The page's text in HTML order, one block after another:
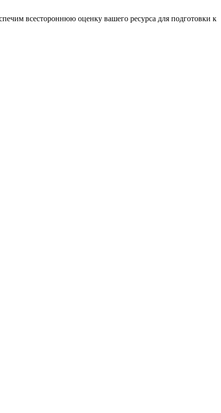
всестороннюю оценку вашего ресурса для подготовки к